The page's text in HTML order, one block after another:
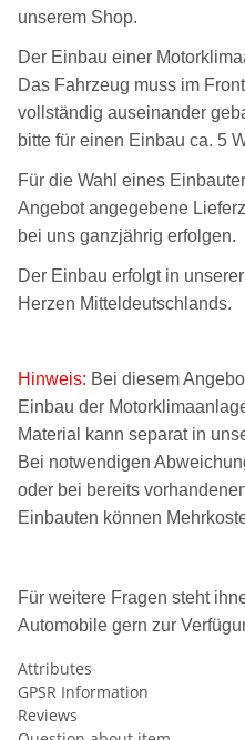
unserem Shop.
Der Einbau einer
Das Fahrzeug muss im
vollständig auseinander
bitte für einen Einbau ca. 5
Für die Wahl eines
Angebot angegebene
bei uns ganzjährig erfolgen.
Der Einbau erfolgt in
Herzen Mitteldeutschlands.
Hinweis: Bei diesem
Einbau der
Material kann separat in
Bei notwendigen
oder bei bereits
Einbauten können
Für weitere Fragen steht
Automobile gern zur
Attributes
GPSR Information
Reviews